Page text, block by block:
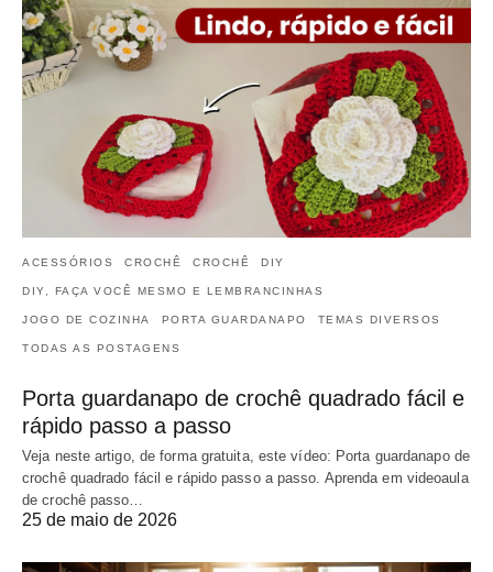
ACESSÓRIOS CROCHÊ CROCHÊ DIY
DIY, FAÇA VOCÊ MESMO E LEMBRANCINHAS
JOGO DE COZINHA PORTA GUARDANAPO TEMAS DIVERSOS
TODAS AS POSTAGENS
Porta guardanapo de crochê quadrado fácil e
rápido passo a passo
Veja neste artigo, de forma gratuita, este vídeo: Porta guardanapo de
crochê quadrado fácil e rápido passo a passo. Aprenda em videoaula
de crochê passo…
25 de maio de 2026